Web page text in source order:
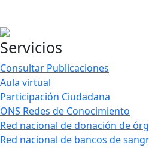
Servicios
Consultar Publicaciones
Aula virtual
Participación Ciudadana
ONS Redes de Conocimiento
Red nacional de donación de
Red nacional de bancos de